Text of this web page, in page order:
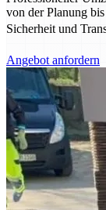
von der Planung
Sicherheit und
Angebot anfordern